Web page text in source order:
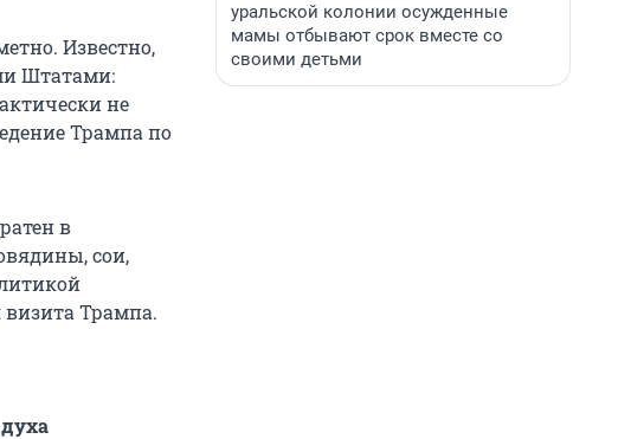
Известно,
Штатами:
не
Трампа по
в
сои,
Трампа.
уральской колонии осужденные
мамы отбывают срок вместе со
своими детьми